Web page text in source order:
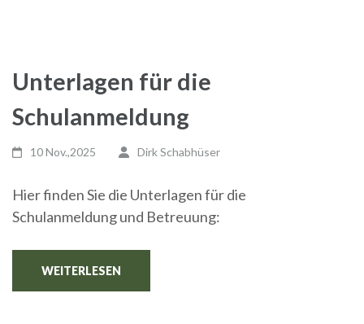
Unterlagen für die
Schulanmeldung
10 Nov.,2025 Dirk Schabhüser
Hier finden Sie die Unterlagen für die
Schulanmeldung und Betreuung:
WEITERLESEN